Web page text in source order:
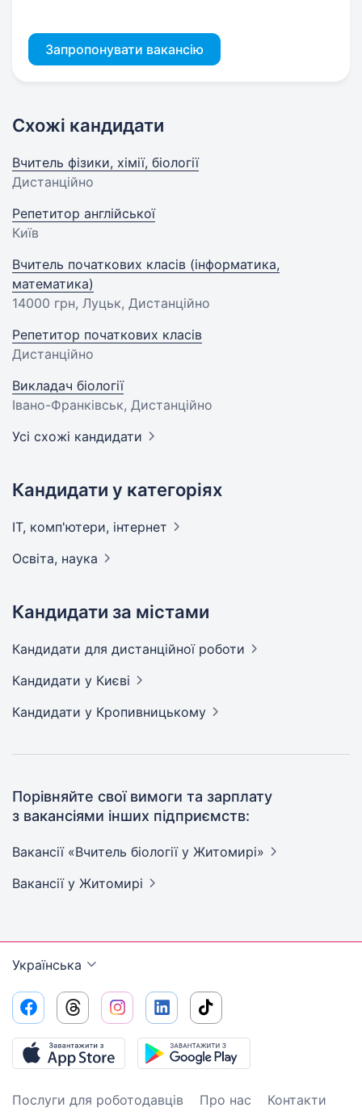
Запропонувати вакансію
Схожі кандидати
Вчитель фізики, хімії, біології
Дистанційно
Репетитор англійської
Київ
Вчитель початкових класів (інформатика,
математика)
14000 грн, Луцьк, Дистанційно
Репетитор початкових класів
Дистанційно
Викладач біології
Івано-Франківськ, Дистанційно
Усі схожі кандидати
Кандидати у категоріях
IT, комп'ютери, інтернет
Освіта, наука
Кандидати за містами
Кандидати для дистанційної роботи
Кандидати у Києві
Кандидати у Кропивницькому
Порівняйте свої вимоги та зарплату
з вакансіями інших підприємств:
Вакансії «Вчитель біології у Житомирі»
Вакансії у Житомирі
Українська
Послуги для роботодавців Про нас
Контакти